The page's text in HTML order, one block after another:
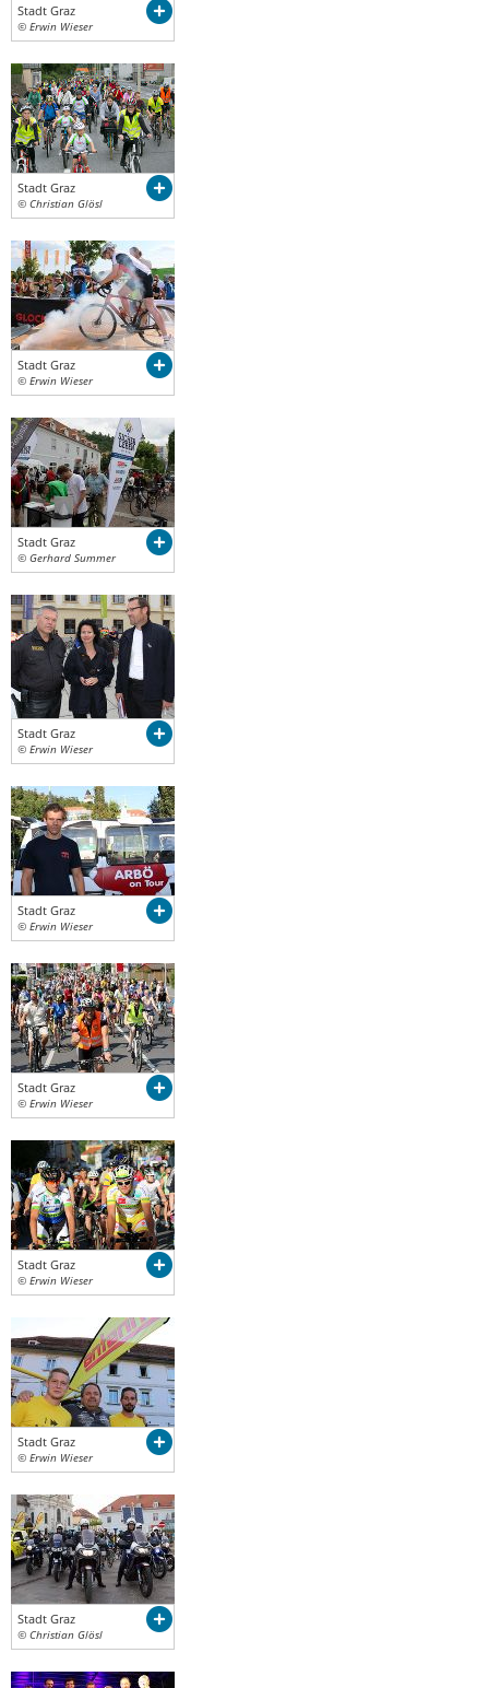
Stadt Graz
© Erwin Wieser
Stadt Graz
© Christian Glösl
Stadt Graz
© Erwin Wieser
Stadt Graz
© Gerhard Summer
Stadt Graz
© Erwin Wieser
Stadt Graz
© Erwin Wieser
Stadt Graz
© Erwin Wieser
Stadt Graz
© Erwin Wieser
Stadt Graz
© Erwin Wieser
Stadt Graz
© Christian Glösl